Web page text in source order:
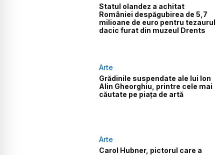
Statul olandez a achitat
României despăgubirea de 5,7
milioane de euro pentru tezaurul
dacic furat din muzeul Drents
Arte
Grădinile suspendate ale lui Ion
Alin Gheorghiu, printre cele mai
căutate pe piața de artă
Arte
Carol Hubner, pictorul care a